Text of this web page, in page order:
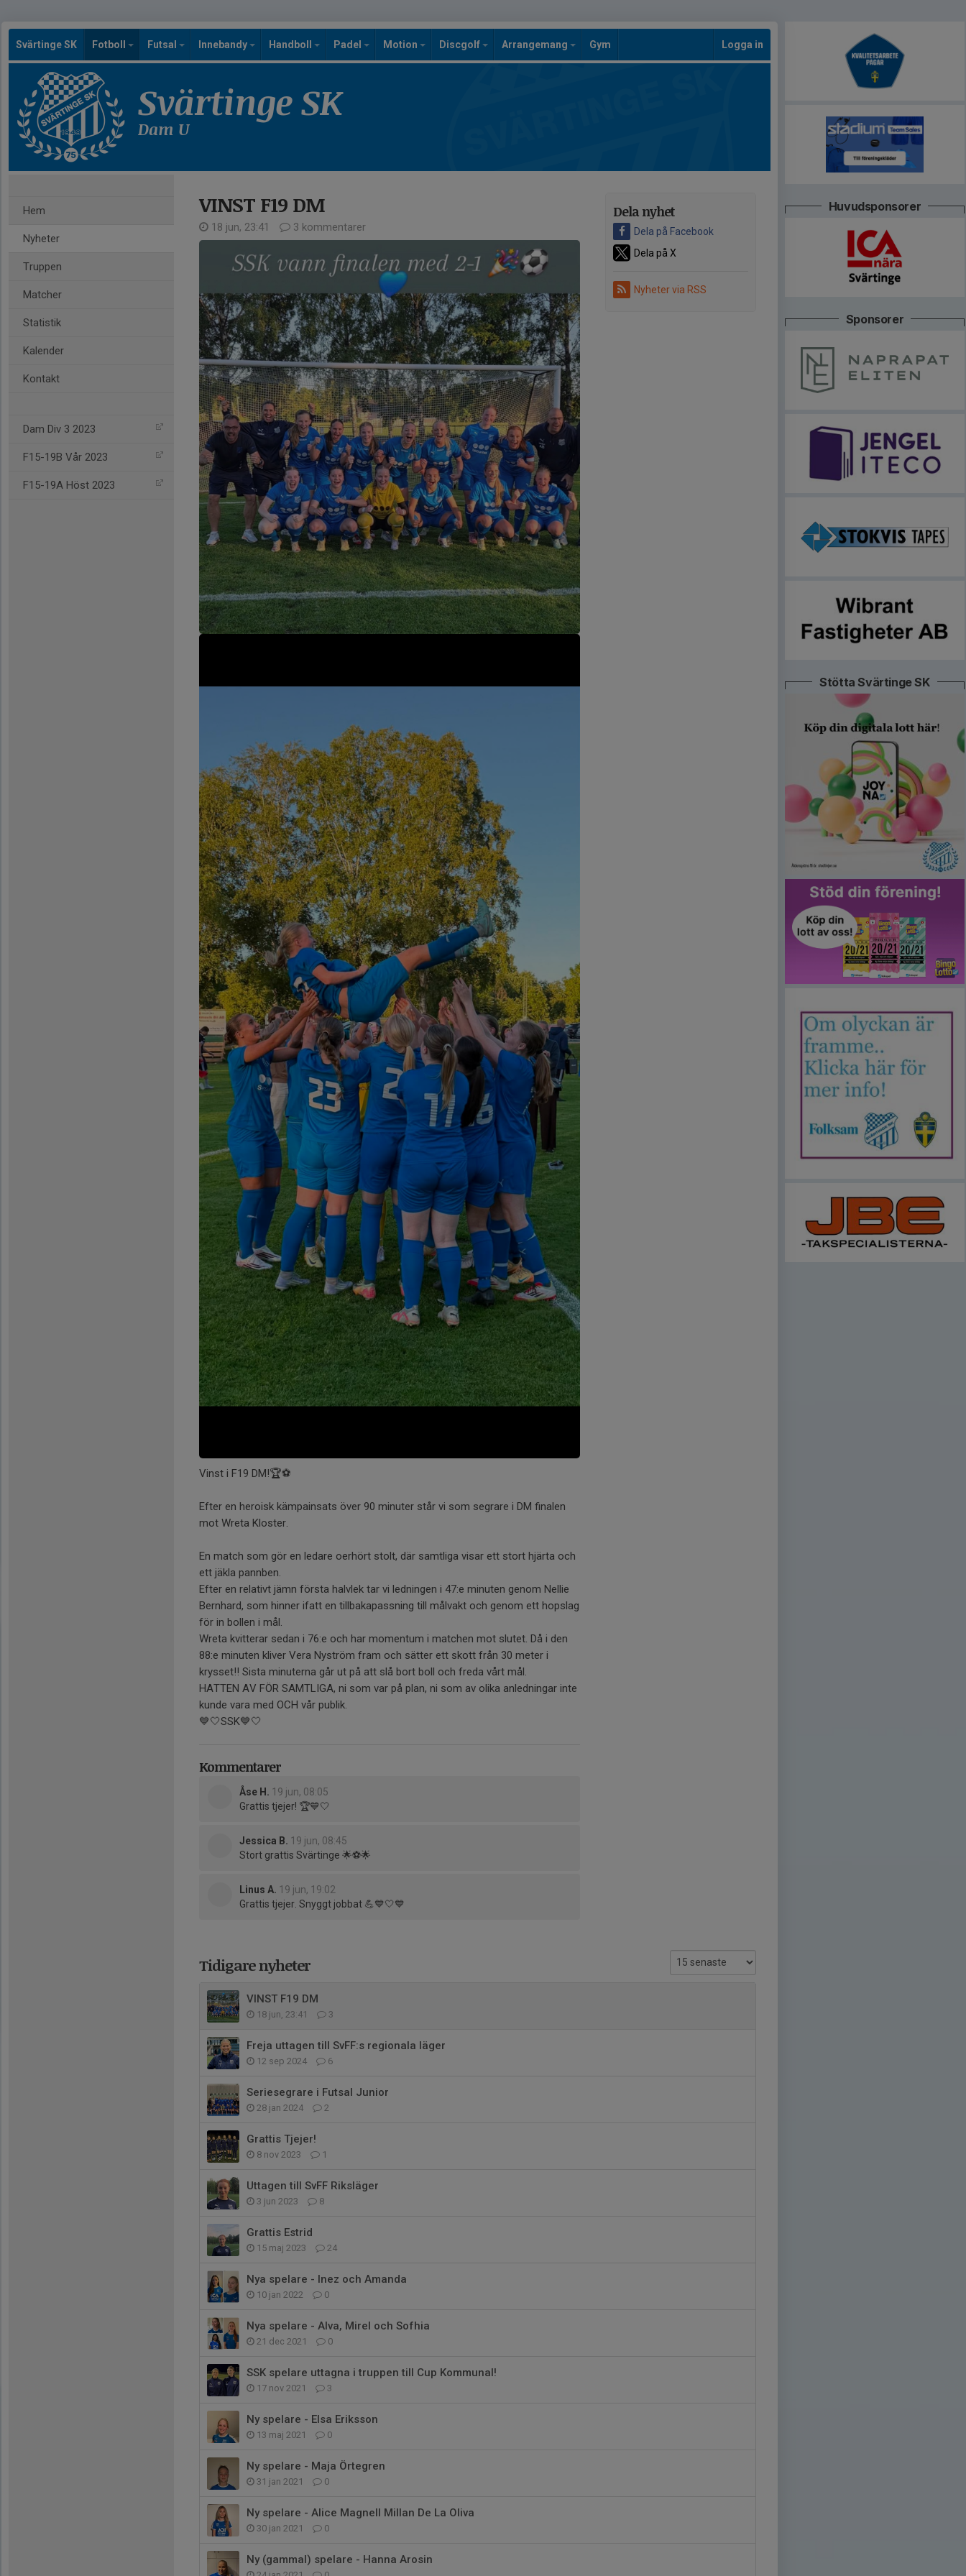
Svärtinge SK Fotboll Futsal Innebandy Handboll Padel Motion Discgolf Arrangemang Gym Logga in
Svärtinge SK
Dam U
Hem
Nyheter
Truppen
Matcher
Statistik
Kalender
Kontakt
Dam Div 3 2023
F15-19B Vår 2023
F15-19A Höst 2023
Dela nyhet
Dela på Facebook
Dela på X
Nyheter via RSS
VINST F19 DM
18 jun, 23:41 3 kommentarer
Vinst i F19 DM!🏆⚽️
Efter en heroisk kämpainsats över 90 minuter står vi som segrare i DM finalen
mot Wreta Kloster.
En match som gör en ledare oerhört stolt, där samtliga visar ett stort hjärta och
ett jäkla pannben.
Efter en relativt jämn första halvlek tar vi ledningen i 47:e minuten genom Nellie
Bernhard, som hinner ifatt en tillbakapassning till målvakt och genom ett hopslag
för in bollen i mål.
Wreta kvitterar sedan i 76:e och har momentum i matchen mot slutet. Då i den
88:e minuten kliver Vera Nyström fram och sätter ett skott från 30 meter i
krysset!! Sista minuterna går ut på att slå bort boll och freda vårt mål.
HATTEN AV FÖR SAMTLIGA, ni som var på plan, ni som av olika anledningar inte
kunde vara med OCH vår publik.
💙🤍SSK💙🤍
Kommentarer
Åse H. 19 jun, 08:05
Grattis tjejer! 🏆💙🤍
Jessica B. 19 jun, 08:45
Stort grattis Svärtinge 🌟⚽️🌟
Linus A. 19 jun, 19:02
Grattis tjejer. Snyggt jobbat 💪💙🤍💙
Tidigare nyheter
VINST F19 DM
18 jun, 23:41 3
Freja uttagen till SvFF:s regionala läger
12 sep 2024 6
Seriesegrare i Futsal Junior
28 jan 2024 2
Grattis Tjejer!
8 nov 2023 1
Uttagen till SvFF Riksläger
3 jun 2023 8
Grattis Estrid
15 maj 2023 24
Nya spelare - Inez och Amanda
10 jan 2022 0
Nya spelare - Alva, Mirel och Sofhia
21 dec 2021 0
SSK spelare uttagna i truppen till Cup Kommunal!
17 nov 2021 3
Ny spelare - Elsa Eriksson
13 maj 2021 0
Ny spelare - Maja Örtegren
31 jan 2021 0
Ny spelare - Alice Magnell Millan De La Oliva
30 jan 2021 0
Ny (gammal) spelare - Hanna Arosin
Huvudsponsorer
Sponsorer
Stötta Svärtinge SK